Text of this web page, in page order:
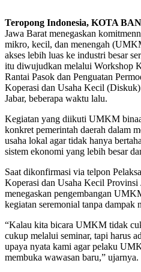
Teropong Indonesia, KOTA
Jawa Barat menegaskan
mikro, kecil, dan menengah
akses lebih luas ke industri besar
itu diwujudkan melalui Workshop
Rantai Pasok dan Penguatan
Koperasi dan Usaha Kecil
Jabar, beberapa waktu lalu.
Kegiatan yang diikuti UMKM
konkret pemerintah daerah dalam
usaha lokal agar tidak hanya
sistem ekonomi yang lebih besar
Saat dikonfirmasi via telpon
Koperasi dan Usaha Kecil
menegaskan pengembangan
kegiatan seremonial tanpa dampak
“Kalau kita bicara UMKM tidak
cukup melalui seminar, tapi harus
upaya nyata kami agar pelaku
membuka wawasan baru,” ujarnya.